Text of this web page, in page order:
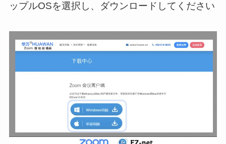
ップルOSを選択し、ダウンロードしてください